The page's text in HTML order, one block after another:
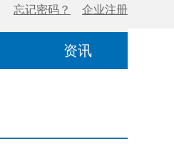
资讯